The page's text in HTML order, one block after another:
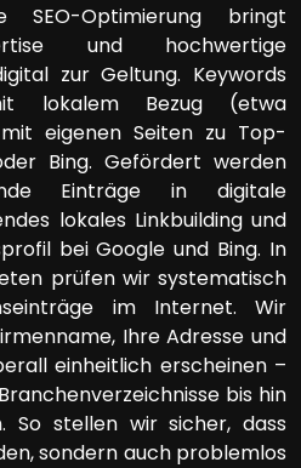
SEO-Optimierung bringt
und hochwertige
zur Geltung. Keywords
lokalem Bezug (etwa
eigenen Seiten zu Top-
Bing. Gefördert werden
Einträge in digitale
lokales Linkbuilding und
bei Google und Bing. In
prüfen wir systematisch
im Internet. Wir
Ihre Adresse und
einheitlich erscheinen –
bis hin
So stellen wir sicher, dass
sondern auch problemlos